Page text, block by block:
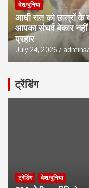
देश/दुनिया
आधी रात को छात्रों के
आपका संघर्ष बेकार नहीं
प्रहार
July 24, 2026
ट्रेंडिंग
ट्रेंडिंग देश/दुनिया